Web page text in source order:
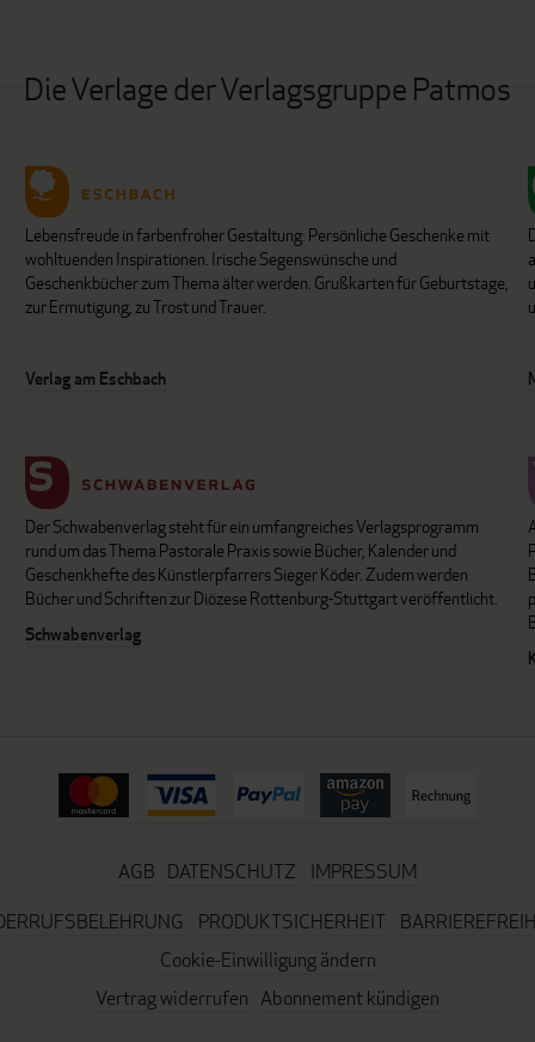
Die Verlage der Verlagsgruppe Patmos
Lebensfreude in farbenfroher Gestaltung: Persönliche Geschenke mit
wohltuenden Inspirationen. Irische Segenswünsche und
Geschenkbücher zum Thema älter werden. Grußkarten für Geburtstage,
zur Ermutigung, zu Trost und Trauer.
Verlag am Eschbach
Der Schwabenverlag steht für ein umfangreiches Verlagsprogramm
rund um das Thema Pastorale Praxis sowie Bücher, Kalender und
Geschenkhefte des Künstlerpfarrers Sieger Köder. Zudem werden
Bücher und Schriften zur Diözese Rottenburg-Stuttgart veröffentlicht.
Schwabenverlag
AGB DATENSCHUTZ
IMPRESSUM
PRODUKTSICHERHEIT
Cookie-Einwilligung ändern
Vertrag widerrufen Abonnement kündigen